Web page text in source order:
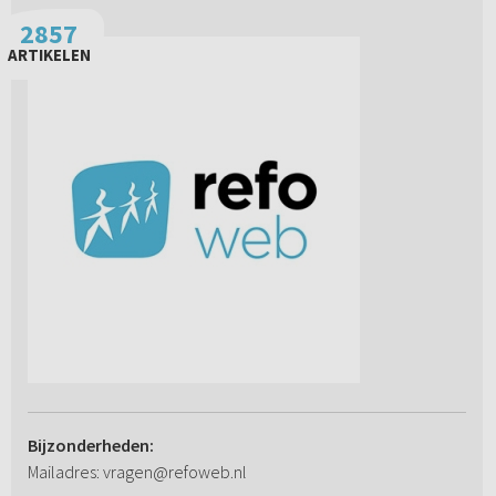
2857
ARTIKELEN
Bijzonderheden:
Mailadres: vragen@refoweb.nl